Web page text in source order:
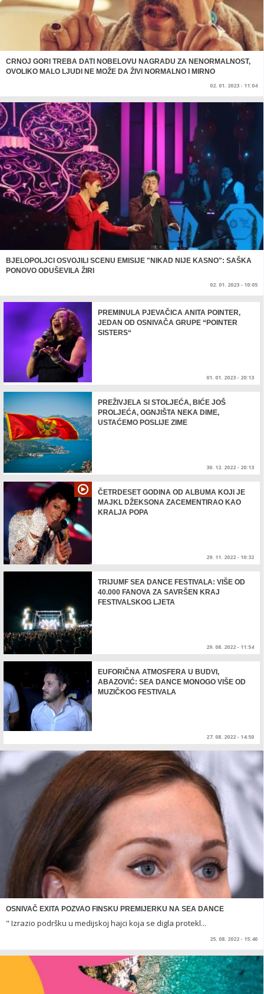
CRNOJ GORI TREBA DATI NOBELOVU NAGRADU ZA NENORMALNOST,
OVOLIKO MALO LJUDI NE MOŽE DA ŽIVI NORMALNO I MIRNO
02. 01. 2023 - 11:04
BJELOPOLJCI OSVOJILI SCENU EMISIJE "NIKAD NIJE KASNO": SAŠKA
PONOVO ODUŠEVILA ŽIRI
02. 01. 2023 - 10:05
PREMINULA PJEVAČICA ANITA POINTER,
JEDAN OD OSNIVAČA GRUPE “POINTER
SISTERS“
01. 01. 2023 - 20:13
PREŽIVJELA SI STOLJEĆA, BIĆE JOŠ
PROLJEĆA, OGNJIŠTA NEKA DIME,
USTAĆEMO POSLIJE ZIME
30. 12. 2022 - 20:13
ČETRDESET GODINA OD ALBUMA KOJI JE
MAJKL DŽEKSONA ZACEMENTIRAO KAO
KRALJA POPA
29. 11. 2022 - 10:32
TRIJUMF SEA DANCE FESTIVALA: VIŠE OD
40.000 FANOVA ZA SAVRŠEN KRAJ
FESTIVALSKOG LJETA
29. 08. 2022 - 11:54
EUFORIČNA ATMOSFERA U BUDVI,
ABAZOVIĆ: SEA DANCE MONOGO VIŠE OD
MUZIČKOG FESTIVALA
27. 08. 2022 - 14:50
OSNIVAČ EXITA POZVAO FINSKU PREMIJERKU NA SEA DANCE
" Izrazio podršku u medijskoj hajci koja se digla protekl...
25. 08. 2022 - 15:40